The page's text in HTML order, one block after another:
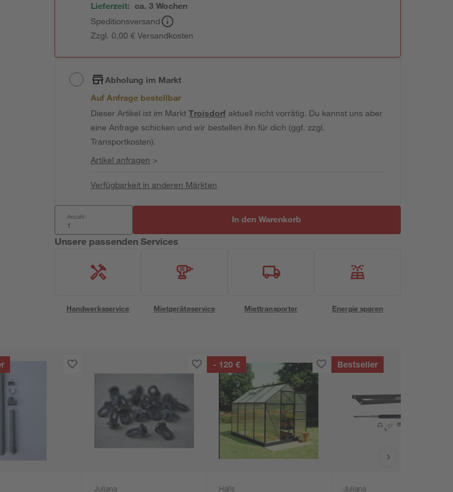
Lieferzeit: ca. 3 Wochen
Speditionsversand
Zzgl. 0,00 € Versandkosten
Abholung im Markt
Auf Anfrage bestellbar
Dieser Artikel ist im MarktTroisdorfaktuell nicht vorrätig. Du kannst uns aber
eine Anfrage schicken und wir bestellen ihn für dich (ggf. zzgl.
Transportkosten).
Artikel anfragen >
Verfügbarkeit in anderen Märkten
Anzahl: In den Warenkorb
Unsere passenden Services
Handwerksservice Mietgeräteservice Miettransporter Energie sparen
Juliana
- 120 €
Halls
Bestseller
Juliana